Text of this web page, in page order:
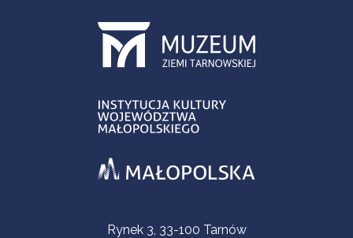
Informacje kontaktoweRynek 3, 33-100 Tarnów